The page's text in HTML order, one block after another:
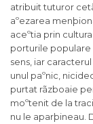
atribuit tuturor
aºezarea
aceºtia prin
porturile populare
sens, iar
unul paºnic,
purtat rãzboaie
moºtenit de la
nu le aparþineau.